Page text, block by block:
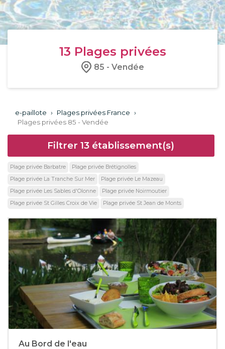
13 Plages privées
85 - Vendée
e-paillote › Plages privées France ›
Plages privées 85 - Vendée
Filtrer13 établissement(s)
Plage privée Barbatre
Plage privée Brétignolles
Plage privée La Tranche Sur Mer
Plage privée Le Mazeau
Plage privée Les Sables d'Olonne
Plage privée Noirmoutier
Plage privée St Gilles Croix de Vie
Plage privée St Jean de Monts
Au Bord de l'eau